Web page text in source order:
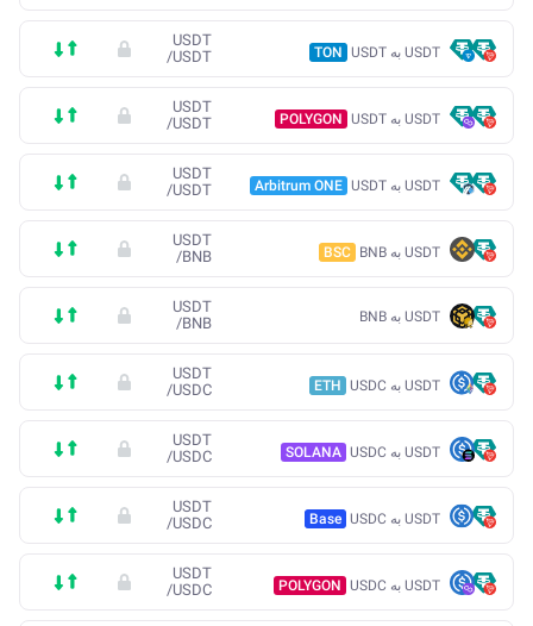
USDT به USDT TON
USDT
/USDT
USDT به USDT POLYGON
USDT
/USDT
USDT به USDT Arbitrum ONE
USDT
/USDT
USDT به BNB BSC
USDT
/BNB
USDT به BNB
USDT
/BNB
USDT به USDC ETH
USDT
/USDC
USDT به USDC SOLANA
USDT
/USDC
USDT به USDC Base
USDT
/USDC
USDT به USDC POLYGON
USDT
/USDC